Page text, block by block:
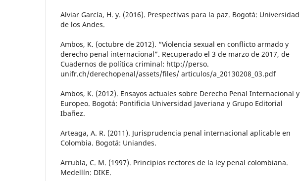
Alviar García, H. y. (2016). Prespectivas para la paz. Bogotá: Universidad
de los Andes.
Ambos, K. (octubre de 2012). “Violencia sexual en conflicto armado y
derecho penal internacional”. Recuperado el 3 de marzo de 2017, de
Cuadernos de política criminal: http://perso.
unifr.ch/derechopenal/assets/files/ articulos/a_20130208_03.pdf
Ambos, K. (2012). Ensayos actuales sobre Derecho Penal Internacional y
Europeo. Bogotá: Pontificia Universidad Javeriana y Grupo Editorial
Ibañez.
Arteaga, A. R. (2011). Jurisprudencia penal internacional aplicable en
Colombia. Bogotá: Uniandes.
Arrubla, C. M. (1997). Principios rectores de la ley penal colombiana.
Medellín: DIKE.